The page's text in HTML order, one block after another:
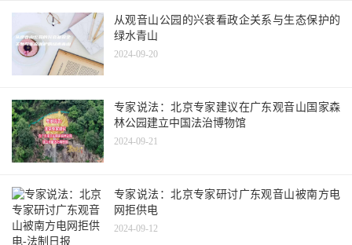
从观音山公园的兴衰看政企关系与生态保护的
绿水青山
2024-09-20
专家说法：北京专家建议在广东观音山国家森
林公园建立中国法治博物馆
2024-09-21
专家说法：北京专家研讨广东观音山被南方电
网拒供电
2024-09-12